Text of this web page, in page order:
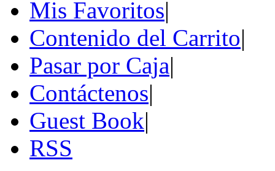
Mis Favoritos|
Contenido del Carrito|
Pasar por Caja|
Contáctenos|
Guest Book|
RSS